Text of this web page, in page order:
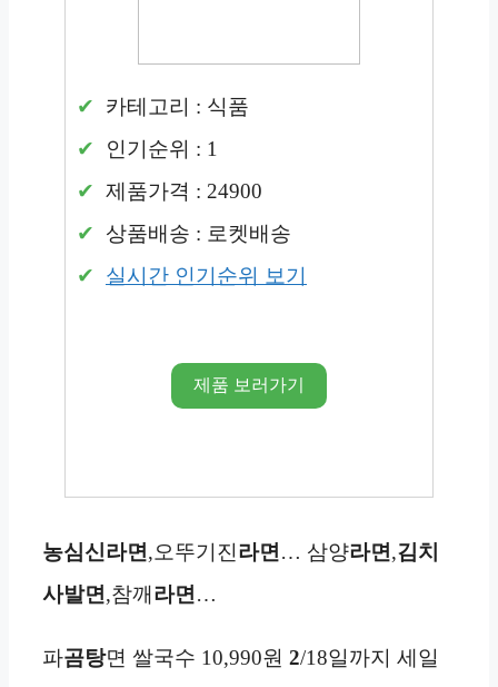
카테고리 : 식품
인기순위 : 1
제품가격 : 24900
상품배송 : 로켓배송
실시간 인기순위 보기
제품 보러가기
농심신라면 ,오뚜기진라면 … 삼양라면 ,김치
사발면 ,참깨 라면 …
파곰탕면 쌀국수 10,990원 2/18일까지 세일